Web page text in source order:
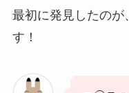
最初に発見したの
す！